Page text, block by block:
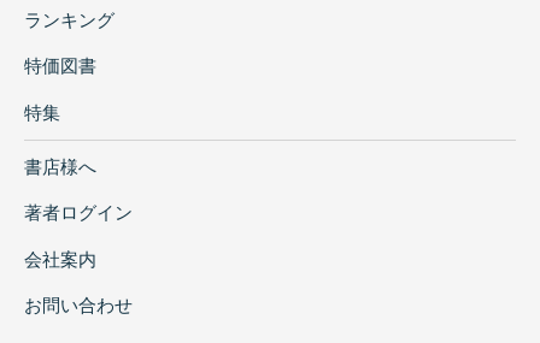
ランキング
特価図書
特集
書店様へ
著者ログイン
会社案内
お問い合わせ